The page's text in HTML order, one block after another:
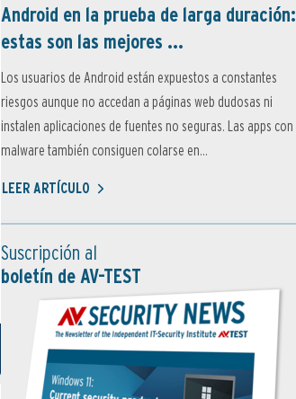
Android en la prueba de larga duración:
estas son las mejores ...
Los usuarios de Android están expuestos a constantes
riesgos aunque no accedan a páginas web dudosas ni
instalen aplicaciones de fuentes no seguras. Las apps con
malware también consiguen colarse en...
LEER ARTÍCULO
Suscripción al
boletín de AV-TEST